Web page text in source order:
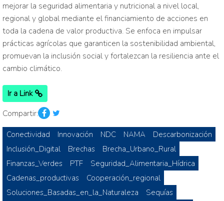
mejorar la seguridad alimentaria y nutricional a nivel local,
regional y global mediante el financiamiento de acciones en
toda la cadena de valor productiva. Se enfoca en impulsar
prácticas agrícolas que garanticen la sostenibilidad ambiental,
promuevan la inclusión social y fortalezcan la resiliencia ante el
cambio climático.
Ir a Link
Compartir:
Conectividad Innovación NDC NAMA
Descarbonización
Inclusión_Digital
Brechas
Brecha_Urbano_Rural
Finanzas_Verdes
PTF
Seguridad_Alimentaria_Hídrica
Cadenas_productivas
Cooperación_regional
Soluciones_Basadas_en_la_Naturaleza
Sequías